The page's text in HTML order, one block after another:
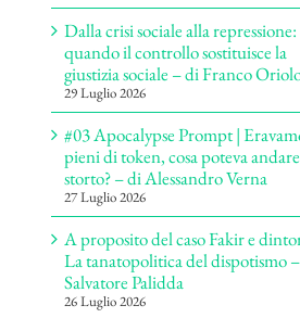
Dalla crisi sociale alla repressione:
quando il controllo sostituisce la
giustizia sociale – di Franco
29 Luglio 2026
#03 Apocalypse Prompt |
pieni di token, cosa poteva andare
storto? – di Alessandro Verna
27 Luglio 2026
A proposito del caso Fakir e
La tanatopolitica del dispotismo
Salvatore Palidda
26 Luglio 2026